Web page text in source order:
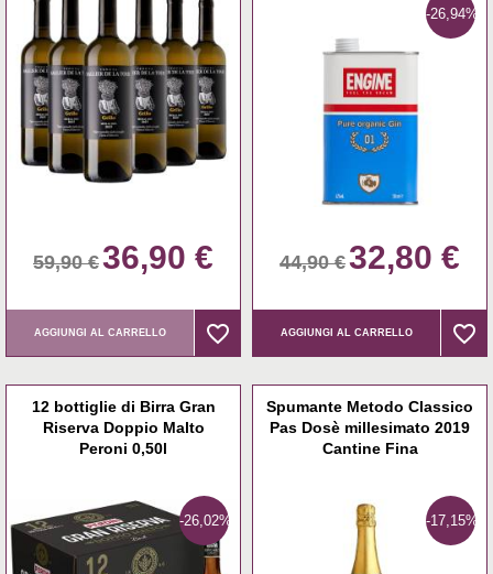
59,90 €36,90 €
AGGIUNGI AL CARRELLO favorite_border
favorite_border
-26,94%
44,90 €32,80 €
AGGIUNGI AL CARRELLO favorite_border
favorite_border
12 bottiglie di Birra Gran
Riserva Doppio Malto
Peroni 0,50l
-26,02%
Spumante Metodo Classico
Pas Dosè millesimato 2019
Cantine Fina
-17,15%